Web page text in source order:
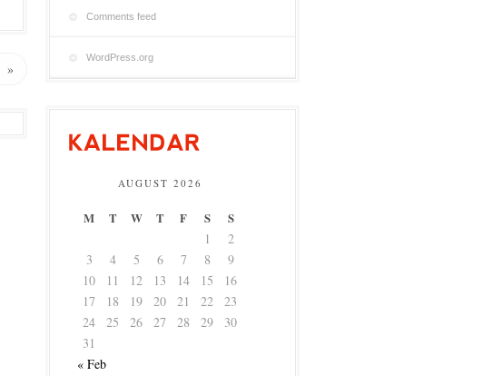
»
Comments feed
WordPress.org
AUGUST 2026
M T W T F S S
1
2
3
4 5 6 7 8
9
10
11 12 13 14 15
16
17
18 19 20 21 22
23
24
25 26 27 28 29
30
31
« Feb